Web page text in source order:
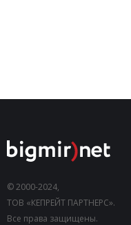
© 2000-2024,
ТОВ «КЕПРЕЙТ ПАРТНЕРС».
Все права защищены.